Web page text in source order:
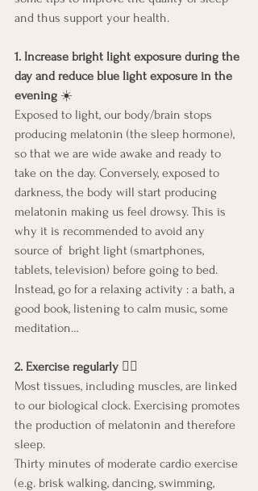
and thus support your health.
1. Increase bright light exposure during the
day and reduce blue light exposure in the
evening ☀️
Exposed to light, our body/brain stops
producing melatonin (the sleep hormone),
so that we are wide awake and ready to
take on the day. Conversely, exposed to
darkness, the body will start producing
melatonin making us feel drowsy. This is
why it is recommended to avoid any
source of  bright light (smartphones,
tablets, television) before going to bed.
Instead, go for a relaxing activity : a bath, a
good book, listening to calm music, some
meditation…
2. Exercise regularly 🏊🏻
Most tissues, including muscles, are linked
to our biological clock. Exercising promotes
the production of melatonin and therefore
sleep.
Thirty minutes of moderate cardio exercise
(e.g. brisk walking, dancing, swimming,